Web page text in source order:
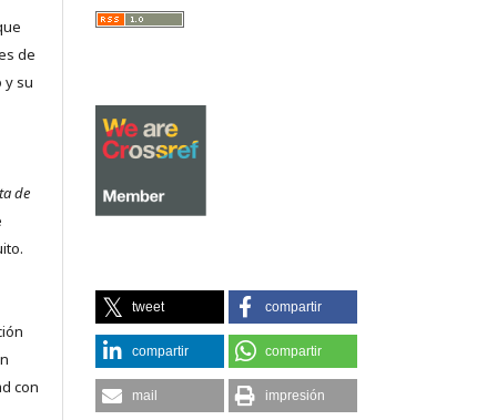
de
y su
de
con
tweet compartir
compartir compartir
mail impresión